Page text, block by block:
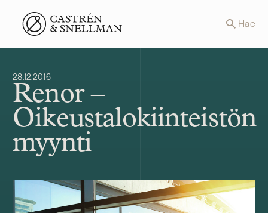
Front page Hae
28.12.2016
Renor –
Oikeustalokiinteistön
myynti